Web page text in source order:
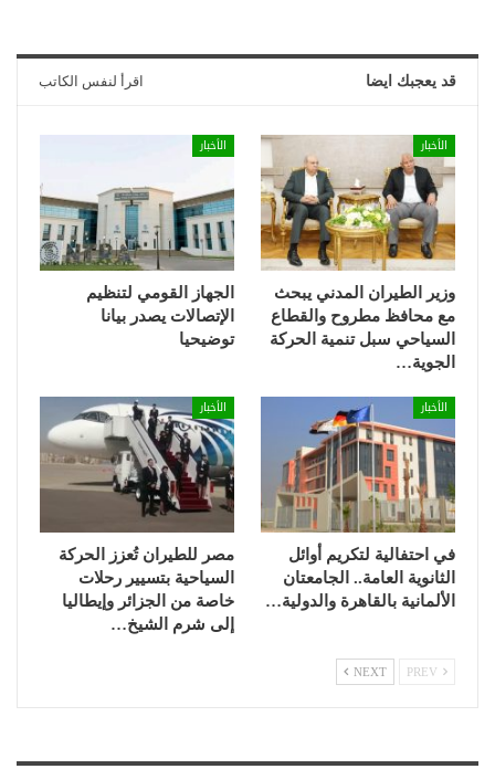
قد يعجبك ايضا اقرأ لنفس الكاتب
الأخبار
وزير الطيران المدني يبحث
مع محافظ مطروح والقطاع
السياحي سبل تنمية الحركة
الجوية…
الأخبار
الجهاز القومي لتنظيم
الإتصالات يصدر بيانا
توضيحيا
الأخبار
في احتفالية لتكريم أوائل
الثانوية العامة.. الجامعتان
الألمانية بالقاهرة والدولية…
الأخبار
مصر للطيران تُعزز الحركة
السياحية بتسيير رحلات
خاصة من الجزائر وإيطاليا
إلى شرم الشيخ…
NEXT